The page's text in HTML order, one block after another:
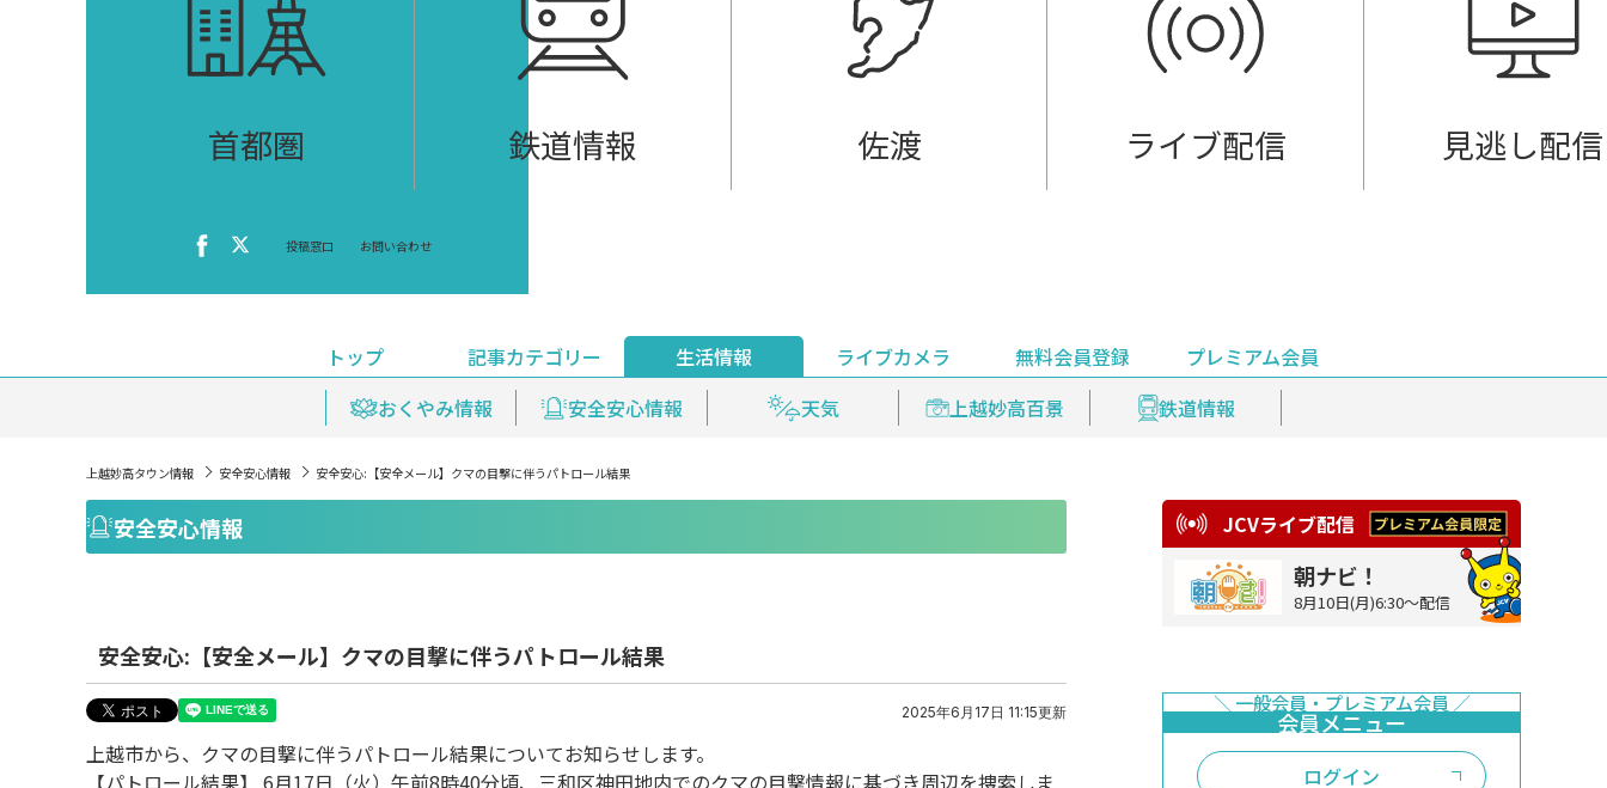
首都圏 鉄道情報 佐渡 ライブ配信 見逃し配信
投稿窓口 お問い合わせ
トップ
記事カテゴリー
ニュース
イベント 新着ウォッチ 編集部おすすめ
生活情報
おくやみ情報
安全安心情報 天気 上越妙高百景 鉄道情報
ライブカメラ 無料会員登録
プレミアム会員
ライブ配信
見逃し配信 プレミアム会員登録
上越妙高タウン情報 安全安心情報 安全安心:【安全メール】クマの目撃に伴うパトロール結果
安全安心情報
安全安心:【安全メール】クマの目撃に伴うパトロール結果
2025年6月17日 11:15更新
上越市から、クマの目撃に伴うパトロール結果についてお知らせします。
JCVライブ配信
朝ナビ！
8月10日(月)6:30～配信
ログイン